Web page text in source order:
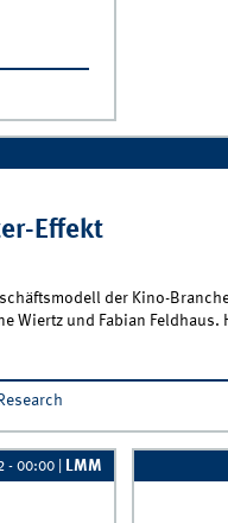
Effekt
der Kino-
Wiertz und Fabian
Research
- 00:00 LMM